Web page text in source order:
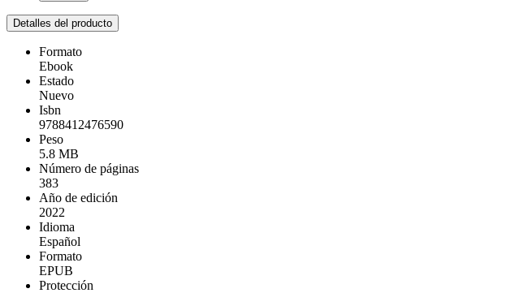
Detalles del producto
Formato
Ebook
Estado
Nuevo
Isbn
9788412476590
Peso
5.8 MB
Número de páginas
383
Año de edición
2022
Idioma
Español
Formato
EPUB
Protección